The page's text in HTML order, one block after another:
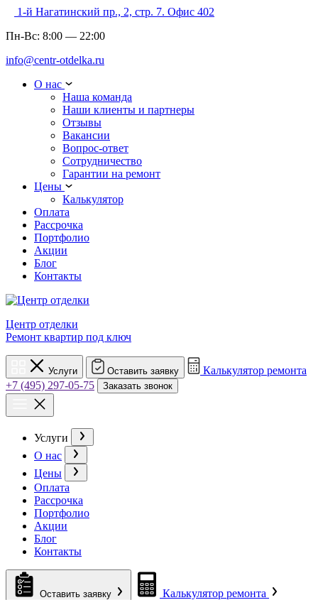
1-й Нагатинский пр., 2, стр. 7. Офис 402
Пн-Вс: 8:00 — 22:00
info@centr-otdelka.ru
О нас
Наша команда
Наши клиенты и партнеры
Отзывы
Вакансии
Вопрос-ответ
Сотрудничество
Гарантии на ремонт
Цены
Калькулятор
Оплата
Рассрочка
Портфолио
Акции
Блог
Контакты
Центр отделки
Ремонт квартир под ключ
Услуги Оставить заявку
Калькулятор ремонта
+7 (495) 297-05-75
Заказать звонок
Услуги
О нас
Цены
Оплата
Рассрочка
Портфолио
Акции
Блог
Контакты
Оставить заявку Калькулятор ремонта